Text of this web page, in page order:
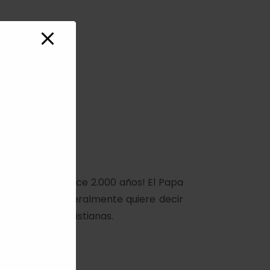
los celtas ¡hace 2.000 años! El Papa
literalmente quiere decir
con las cristianas.